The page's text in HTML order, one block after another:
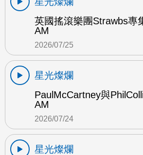
英國搖滾樂團Strawbs專
AM
2026/07/25
星光燦爛
PaulMcCartney與
AM
2026/07/24
星光燦爛